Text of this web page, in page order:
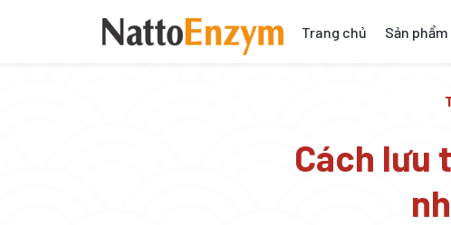
Trang chủ Sản phẩm
Cách lưu